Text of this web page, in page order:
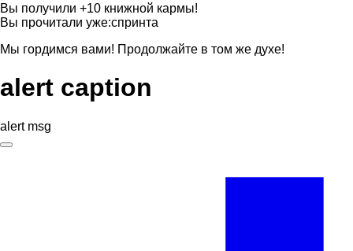
Вы получили +10 книжной кармы!
Вы прочитали уже:спринта
Мы гордимся вами! Продолжайте в том же духе!
alert caption
alert msg